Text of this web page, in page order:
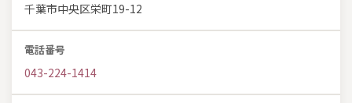
千葉市中央区栄町19-12
電話番号
043-224-1414